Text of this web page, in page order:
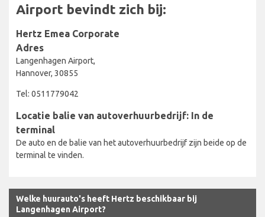
Airport bevindt zich bij:
Hertz Emea Corporate
Adres
Langenhagen Airport,
Hannover, 30855
Tel: 0511779042
Locatie balie van autoverhuurbedrijf: In de
terminal
De auto en de balie van het autoverhuurbedrijf zijn beide op de
terminal te vinden.
Welke huurauto's heeft Hertz beschikbaar bij
Langenhagen Airport?